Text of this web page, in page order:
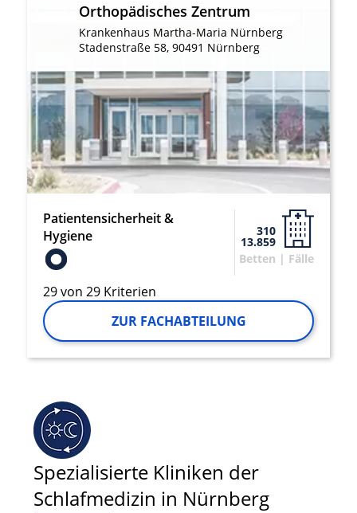
Orthopädisches Zentrum
Krankenhaus Martha-Maria Nürnberg
Stadenstraße 58, 90491 Nürnberg
Patientensicherheit &
Hygiene
29 von 29 Kriterien
310
13.859
Betten | Fälle
ZUR FACHABTEILUNG
Spezialisierte Kliniken der
Schlafmedizin in Nürnberg
Geräte anhand von aktiv angeforderten
Informationen identifizieren
Notwendig
Performance
Funktional
Werbung